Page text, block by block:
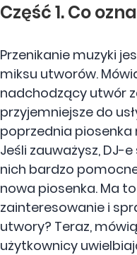
Część 1. Co
Przenikanie muzyki
miksu utworów.
nadchodzący utwór
przyjemniejsze do
poprzednia
Jeśli zauważysz, DJ-
nich bardzo
nowa piosenka. Ma
zainteresowanie i
utwory? Teraz,
użytkownicy